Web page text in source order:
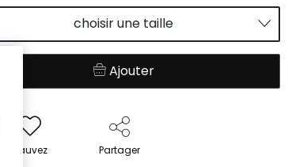
choisir une taille
Ajouter
Sauvez Partager